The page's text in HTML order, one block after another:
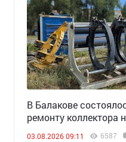
В Балакове
ремонту коллектора
03.08.2026 09:11 6587